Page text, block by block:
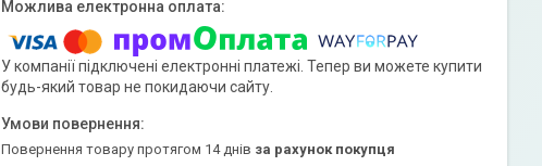
У компанії підключені електронні платежі. Тепер ви можете купити
будь-який товар не покидаючи сайту.
повернення товару протягом 14 днів за рахунок покупця